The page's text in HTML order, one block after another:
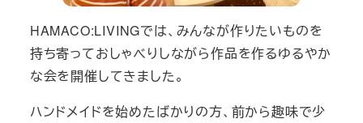
HAMACO:LIVINGでは、みんなが作りたいものを
持ち寄っておしゃべりしながら作品を作るゆるやか
な会を開催してきました。
ハンドメイドを始めたばかりの方、前から趣味で少